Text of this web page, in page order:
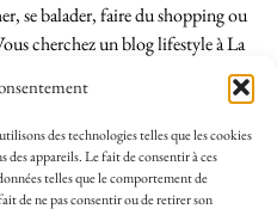
des technologies telles que les cookies
appareils. Le fait de consentir à ces
telles que le comportement de
de ne pas consentir ou de retirer son
se balader, faire du shopping ou
cherchez un blog lifestyle à La
êtes au bon endroit. Que vous
notre belle ville, j’espère que mes
La Rochelle comme un·e vrai·e
!